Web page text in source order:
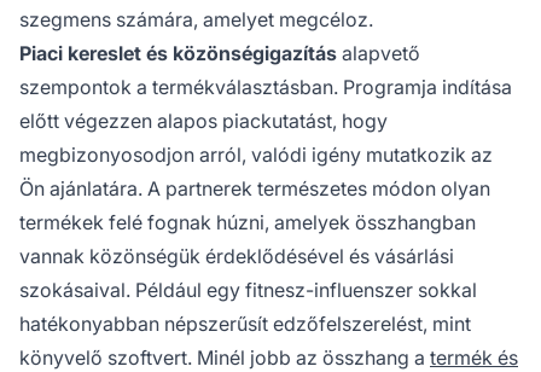
szegmens számára, amelyet megcéloz.
Piaci kereslet és közönségigazítás alapvető
szempontok a termékválasztásban. Programja indítása
előtt végezzen alapos piackutatást, hogy
megbizonyosodjon arról, valódi igény mutatkozik az
Ön ajánlatára. A partnerek természetes módon olyan
termékek felé fognak húzni, amelyek összhangban
vannak közönségük érdeklődésével és vásárlási
szokásaival. Például egy fitnesz-influenszer sokkal
hatékonyabban népszerűsít edzőfelszerelést, mint
könyvelő szoftvert. Minél jobb az összhang a termék és